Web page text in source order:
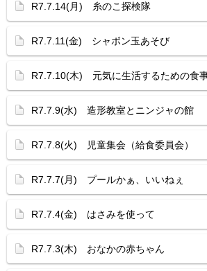
R7.7.14(月) 糸のこ探検隊
R7.7.11(金) シャボン玉あそび
R7.7.10(木) 元気に生活するための食
R7.7.9(水) 造形教室とニンジャの館
R7.7.8(火) 児童集会（給食委員会）
R7.7.7(月) プールかぁ、いいねぇ
R7.7.4(金) はさみを使って
R7.7.3(木) おなかの赤ちゃん